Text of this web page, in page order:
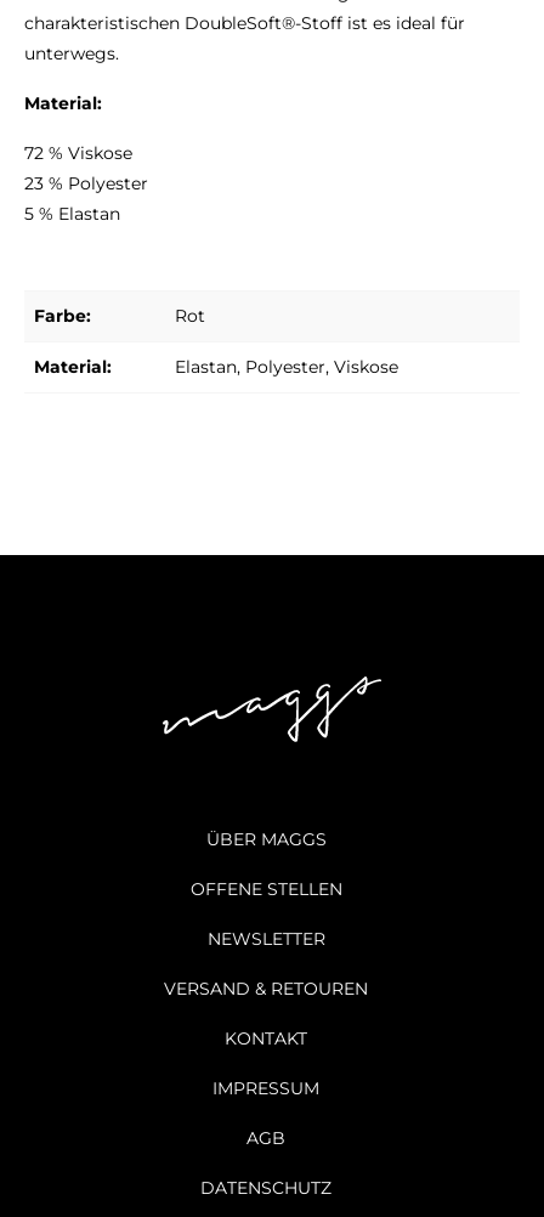
charakteristischen DoubleSoft®-Stoff ist es ideal für
unterwegs.
Material:
72 % Viskose
23 % Polyester
5 % Elastan
Farbe: Rot
Material: Elastan, Polyester, Viskose
ÜBER MAGGS
OFFENE STELLEN
NEWSLETTER
VERSAND & RETOUREN
KONTAKT
IMPRESSUM
AGB
DATENSCHUTZ